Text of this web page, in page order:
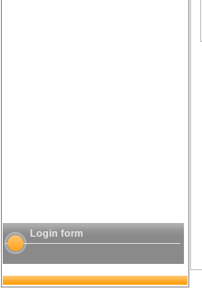
Login form